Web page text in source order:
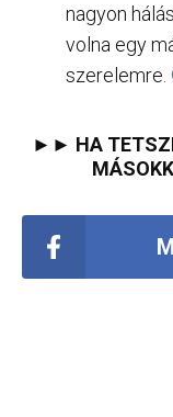
nagyon
volna egy
szerelemre.
►► HA